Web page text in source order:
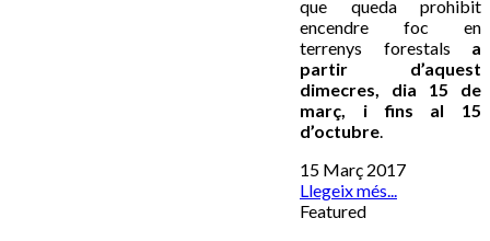
que queda prohibit
encendre foc en
terrenys forestals a
partir d’aquest
dimecres, dia 15 de
març, i fins al 15
d’octubre
15 Març 2017
Llegeix més...
Featured